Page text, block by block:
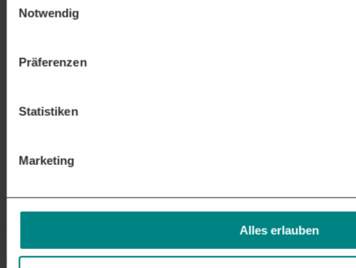
Notwendig
Präferenzen
Statistiken
Marketing
Alles erlauben
Planierung, Schüttungen und Terrassierungen für Straßen-,
Herstellung von Kabel- und Rohrgräben für
Versorgungsleitungen, Drainagesysteme und
Bodenstabilisierung, Rammarbeiten und Erstellung von
Transport und Entsorgung von Aushubmaterial
Abfuhr,
Dies sind nur einige der möglichenAusschreibungenim Bereich
Aushub- und Erdbewegungsarbeiten. Die letztendlichen
Anforderungen variieren je nach Vergabestelle. Mit derDTAD
Plattformerhalten Sie den passendenAuftragfür Ihr Unternehmen –